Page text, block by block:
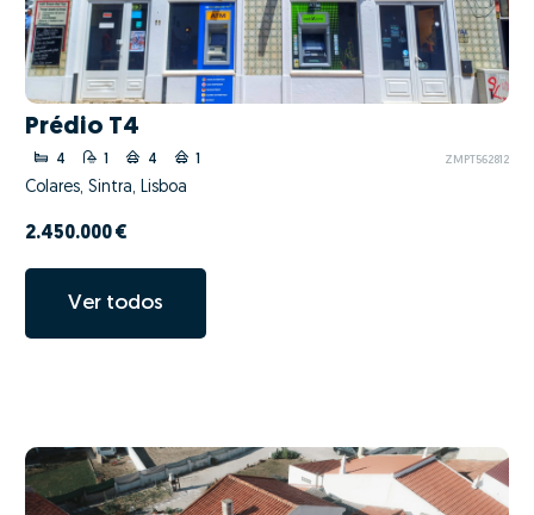
Prédio T4
4 1 4 1 ZMPT562812
Colares, Sintra, Lisboa
2.450.000 €
Ver todos